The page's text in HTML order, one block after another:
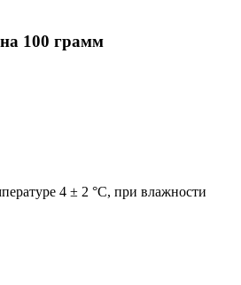
100 грамм
4 ± 2 °С, при влажности